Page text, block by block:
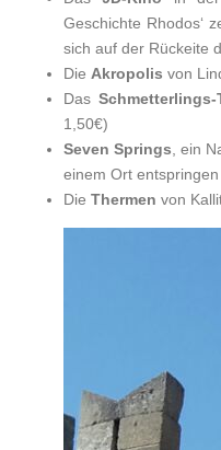
Geschichte Rhodos‘
sich auf der Rückeite
Die Akropolis von
Das Schmetterlings-
1,50€)
Seven Springs , ein
einem Ort entspringen
Die Thermen von